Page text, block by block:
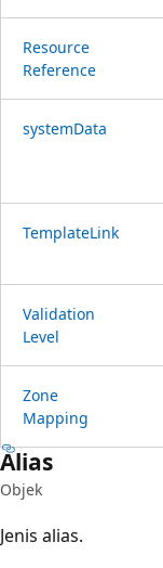
Resource
Reference
systemData
TemplateLink
Validation
Level
Zone
Mapping
Alias
Objek
Jenis alias.